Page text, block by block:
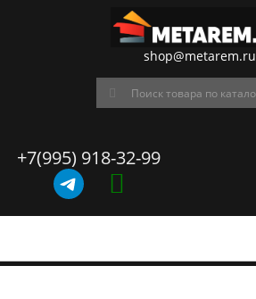
shop@metarem.ru
+7(995) 918-32-99